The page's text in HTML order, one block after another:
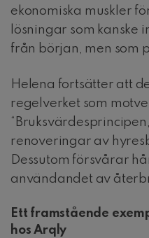
ekonomiska muskler
lösningar som kanske
från början, men som
Helena fortsätter att
regelverket som
renoveringar av
Dessutom försvårar
användandet av
Ett framstående
hos Arqly